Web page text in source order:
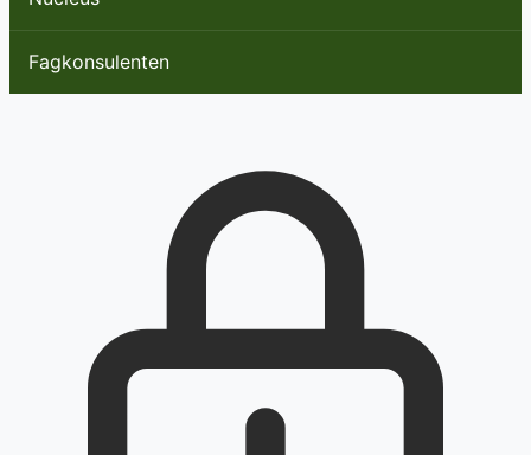
Fagkonsulenten